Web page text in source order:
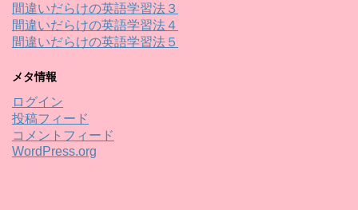
間違いだらけの英語学習法３
間違いだらけの英語学習法４
間違いだらけの英語学習法５
メタ情報
ログイン
投稿フィード
コメントフィード
WordPress.org